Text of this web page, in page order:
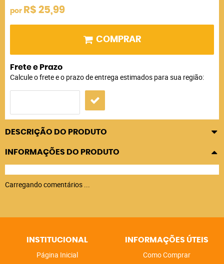
por R$ 25,99
COMPRAR
Frete e Prazo
Calcule o frete e o prazo de entrega estimados para sua região:
DESCRIÇÃO DO PRODUTO
INFORMAÇÕES DO PRODUTO
Carregando comentários ...
INSTITUCIONAL
Página Inicial
INFORMAÇÕES ÚTEIS
Como Comprar